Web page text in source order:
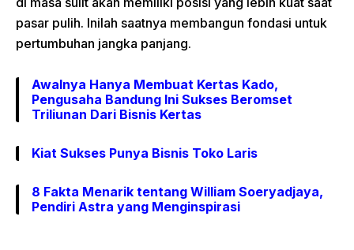
pasar pulih. Inilah saatnya membangun fondasi untuk
pertumbuhan jangka panjang.
Awalnya Hanya Membuat Kertas Kado,
Pengusaha Bandung Ini Sukses Beromset
Triliunan Dari Bisnis Kertas
Kiat Sukses Punya Bisnis Toko Laris
8 Fakta Menarik tentang William Soeryadjaya,
Pendiri Astra yang Menginspirasi